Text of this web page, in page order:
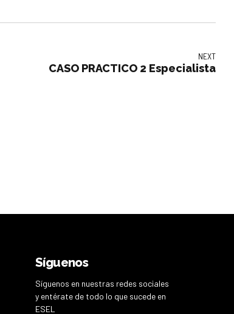
NEXT
CASO PRACTICO 2 Especialista
Síguenos
Síguenos en nuestras redes sociales
y entérate de todo lo que sucede en
ESEL